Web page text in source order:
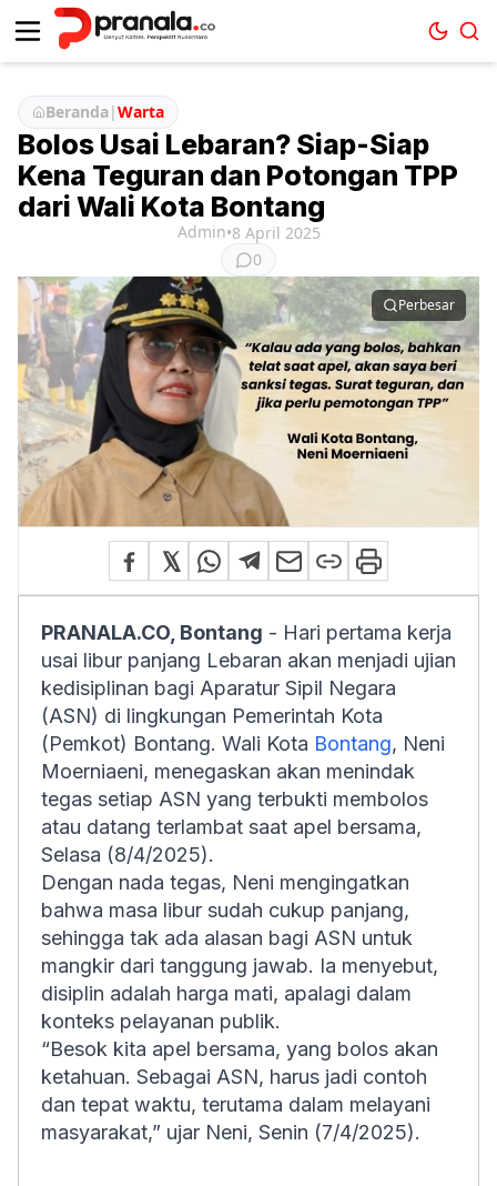
Beranda|Warta
Bolos Usai Lebaran? Siap-Siap
Kena Teguran dan Potongan TPP
dari Wali Kota Bontang
Admin•8 April 2025
0
Perbesar
PRANALA.CO, Bontang - Hari pertama kerja
usai libur panjang Lebaran akan menjadi ujian
kedisiplinan bagi Aparatur Sipil Negara
(ASN) di lingkungan Pemerintah Kota
(Pemkot) Bontang. Wali Kota Bontang, Neni
Moerniaeni, menegaskan akan menindak
tegas setiap ASN yang terbukti membolos
atau datang terlambat saat apel bersama,
Selasa (8/4/2025).
Dengan nada tegas, Neni mengingatkan
bahwa masa libur sudah cukup panjang,
sehingga tak ada alasan bagi ASN untuk
mangkir dari tanggung jawab. Ia menyebut,
disiplin adalah harga mati, apalagi dalam
konteks pelayanan publik.
“Besok kita apel bersama, yang bolos akan
ketahuan. Sebagai ASN, harus jadi contoh
dan tepat waktu, terutama dalam melayani
masyarakat,” ujar Neni, Senin (7/4/2025).